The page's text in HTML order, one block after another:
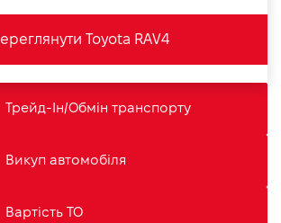
Toyota RAV4
Трейд-Ін/Обмін транспорту
Викуп автомобіля
Вартість ТО